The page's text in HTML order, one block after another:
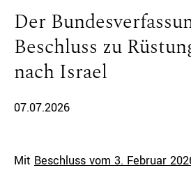
Der
Beschluss zu
nach Israel
07.07.2026
Mit Beschluss vom 3. Februar